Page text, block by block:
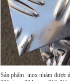
Sản phẩm inox nhám được